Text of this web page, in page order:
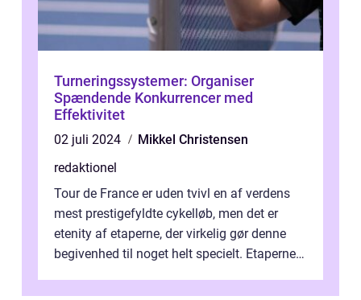
Turneringssystemer: Organiser
Spændende Konkurrencer med
Effektivitet
02 juli 2024
Mikkel Christensen
redaktionel
Tour de France er uden tvivl en af verdens
mest prestigefyldte cykelløb, men det er
etenity af etaperne, der virkelig gør denne
begivenhed til noget helt specielt. Etaperne i